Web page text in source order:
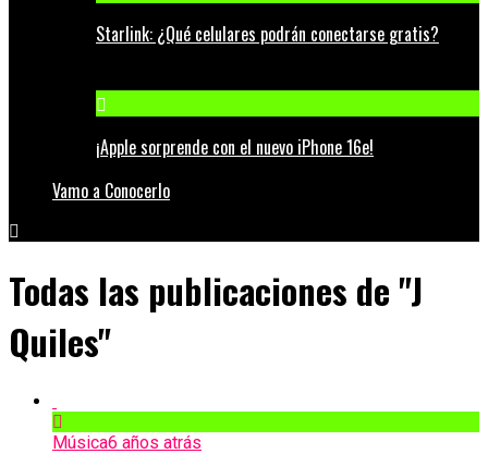
Starlink: ¿Qué celulares podrán conectarse gratis?
¡Apple sorprende con el nuevo iPhone 16e!
Vamo a Conocerlo
Todas las publicaciones de "J
Quiles"
Música6 años atrás